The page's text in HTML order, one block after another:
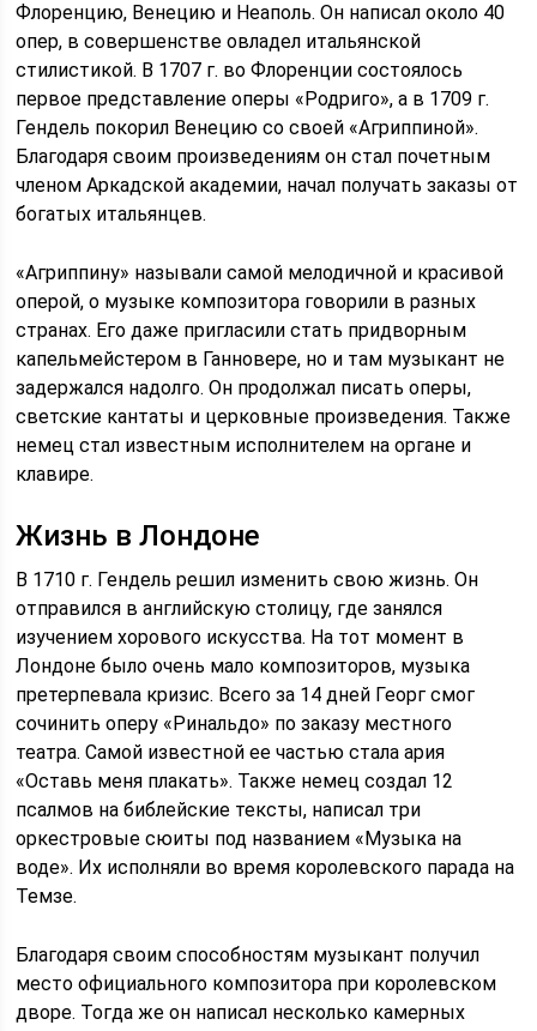
Флоренцию, Венецию и Неаполь. Он написал около 40
опер, в совершенстве овладел итальянской
стилистикой. В 1707 г. во Флоренции состоялось
первое представление оперы «Родриго», а в 1709 г.
Гендель покорил Венецию со своей «Агриппиной».
Благодаря своим произведениям он стал почетным
членом Аркадской академии, начал получать заказы от
богатых итальянцев.
«Агриппину» называли самой мелодичной и красивой
оперой, о музыке композитора говорили в разных
странах. Его даже пригласили стать придворным
капельмейстером в Ганновере, но и там музыкант не
задержался надолго. Он продолжал писать оперы,
светские кантаты и церковные произведения. Также
немец стал известным исполнителем на органе и
клавире.
Жизнь в Лондоне
В 1710 г. Гендель решил изменить свою жизнь. Он
отправился в английскую столицу, где занялся
изучением хорового искусства. На тот момент в
Лондоне было очень мало композиторов, музыка
претерпевала кризис. Всего за 14 дней Георг смог
сочинить оперу «Ринальдо» по заказу местного
театра. Самой известной ее частью стала ария
«Оставь меня плакать». Также немец создал 12
псалмов на библейские тексты, написал три
оркестровые сюиты под названием «Музыка на
воде». Их исполняли во время королевского парада на
Темзе.
Благодаря своим способностям музыкант получил
место официального композитора при королевском
дворе. Тогда же он написал несколько камерных